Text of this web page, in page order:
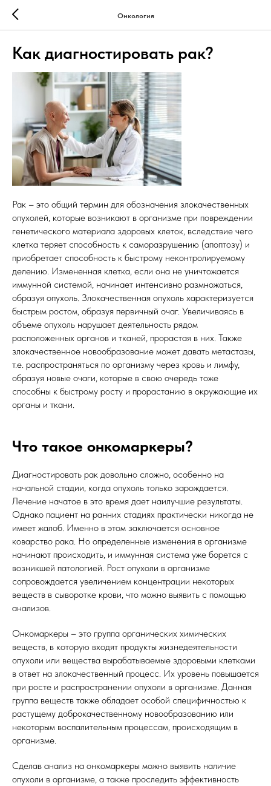
Онкология
Как диагностировать рак?
Рак – это общий термин для обозначения злокачественных
опухолей, которые возникают в организме при повреждении
генетического материала здоровых клеток, вследствие чего
клетка теряет способность к саморазрушению (апоптозу) и
приобретает способность к быстрому неконтролируемому
делению. Измененная клетка, если она не уничтожается
иммунной системой, начинает интенсивно размножаться,
образуя опухоль. Злокачественная опухоль характеризуется
быстрым ростом, образуя первичный очаг. Увеличиваясь в
объеме опухоль нарушает деятельность рядом
расположенных органов и тканей, прорастая в них. Также
злокачественное новообразование может давать метастазы,
т.е. распространяться по организму через кровь и лимфу,
образуя новые очаги, которые в свою очередь тоже
способны к быстрому росту и прорастанию в окружающие их
органы и ткани.
Что такое онкомаркеры?
Диагностировать рак довольно сложно, особенно на
начальной стадии, когда опухоль только зарождается.
Лечение начатое в это время дает наилучшие результаты.
Однако пациент на ранних стадиях практически никогда не
имеет жалоб. Именно в этом заключается основное
коварство рака. Но определенные изменения в организме
начинают происходить, и иммунная система уже борется с
возникшей патологией. Рост опухоли в организме
сопровождается увеличением концентрации некоторых
веществ в сыворотке крови, что можно выявить с помощью
анализов.
Онкомаркеры – это группа органических химических
веществ, в которую входят продукты жизнедеятельности
опухоли или вещества вырабатываемые здоровыми клетками
в ответ на злокачественный процесс. Их уровень повышается
при росте и распространении опухоли в организме. Данная
группа веществ также обладает особой специфичностью к
растущему доброкачественному новообразованию или
некоторым воспалительным процессам, происходящим в
организме.
Сделав анализ на онкомаркеры можно выявить наличие
опухоли в организме, а также проследить эффективность